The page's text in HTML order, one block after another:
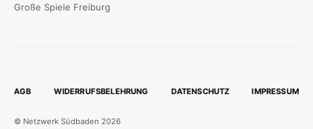
Große Spiele Freiburg
AGB WIDERRUFSBELEHRUNG DATENSCHUTZ IMPRESSUM
© Netzwerk Südbaden 2026